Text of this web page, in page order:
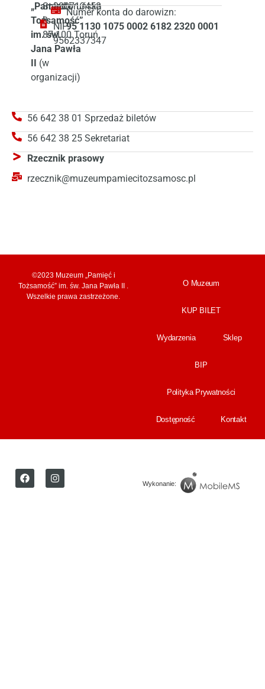
„Pamięć i
Tożsamość”
im. św.
Jana Pawła
II (w
organizacji)
Starotoruńska
3
87-100 Toruń
380713458
NIP:
9562337347
Numer konta do darowizn:
95 1130 1075 0002 6182 2320 0001
56 642 38 01 Sprzedaż biletów
56 642 38 25 Sekretariat
Rzecznik prasowy
rzecznik@muzeumpamiecitozsamosc.pl
©2023 Muzeum „Pamięć i
Tożsamość” im. św. Jana Pawła II .
Wszelkie prawa zastrzeżone.
O Muzeum
KUP BILET
Wydarzenia Sklep
BIP
Polityka Prywatności
Dostępność Kontakt
Wykonanie: